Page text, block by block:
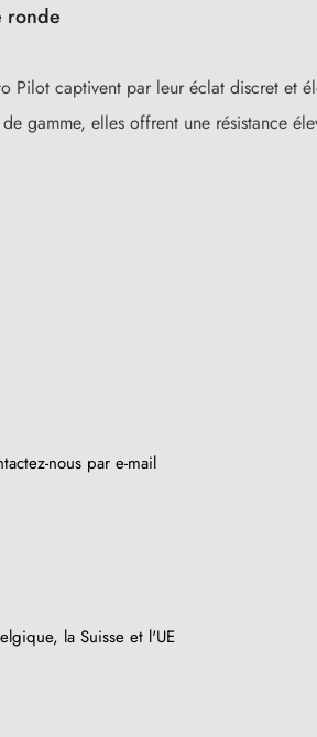
ronde
Pilot captivent par leur éclat discret et
gamme, elles offrent une résistance
nous par e-mail
la Suisse et l'UE